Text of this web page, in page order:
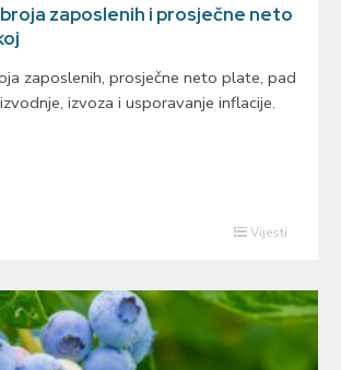
zaposlenih i prosječne neto
zaposlenih, prosječne neto plate, pad
izvoza i usporavanje inflacije.
Vijesti